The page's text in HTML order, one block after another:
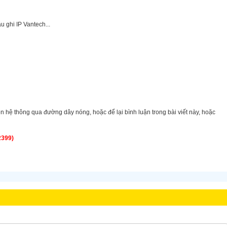
ghi IP Vantech...
thông qua đường dây nóng, hoặc để lại bình luận trong bài viết này, hoặc